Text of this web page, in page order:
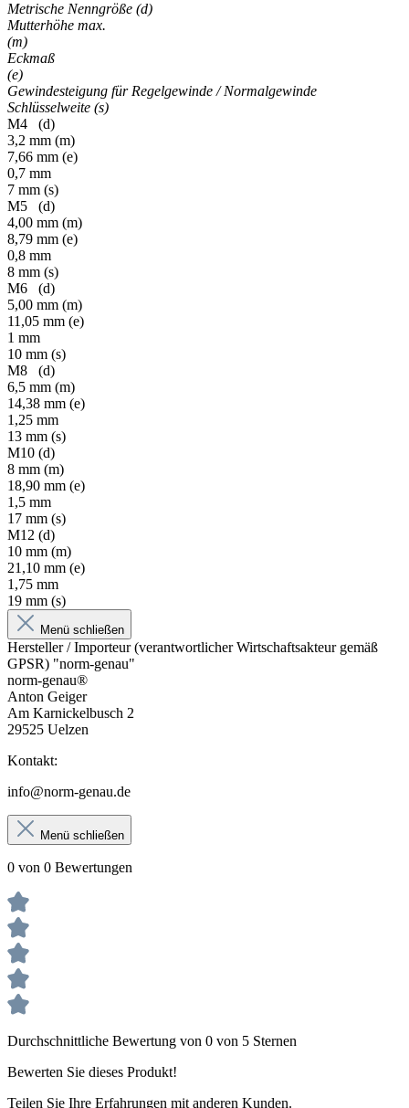
Metrische Nenngröße (d)
Mutterhöhe max.
(m)
Eckmaß
(e)
Gewindesteigung für Regelgewinde / Normalgewinde
Schlüsselweite (s)
M4 (d)
3,2 mm (m)
7,66 mm (e)
0,7 mm
7 mm (s)
M5 (d)
4,00 mm (m)
8,79 mm (e)
0,8 mm
8 mm (s)
M6 (d)
5,00 mm (m)
11,05 mm (e)
1 mm
10 mm (s)
M8 (d)
6,5 mm (m)
14,38 mm (e)
1,25 mm
13 mm (s)
M10 (d)
8 mm (m)
18,90 mm (e)
1,5 mm
17 mm (s)
M12 (d)
10 mm (m)
21,10 mm (e)
1,75 mm
19 mm (s)
Menü schließen
Hersteller / Importeur (verantwortlicher Wirtschaftsakteur gemäß
GPSR) "norm-genau"
norm-genau®
Anton Geiger
Am Karnickelbusch 2
29525 Uelzen
Kontakt:
info@norm-genau.de
Menü schließen
0 von 0 Bewertungen
Durchschnittliche Bewertung von 0 von 5 Sternen
Bewerten Sie dieses Produkt!
Teilen Sie Ihre Erfahrungen mit anderen Kunden.